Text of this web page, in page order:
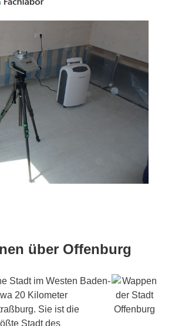
über Offenburg
Stadt im Westen Baden-
20 Kilometer
Sie ist die
Stadt des